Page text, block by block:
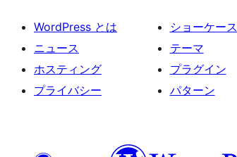
WordPress とは
ニュース
ホスティング
プライバシー
ショーケース
テーマ
プラグイン
パターン